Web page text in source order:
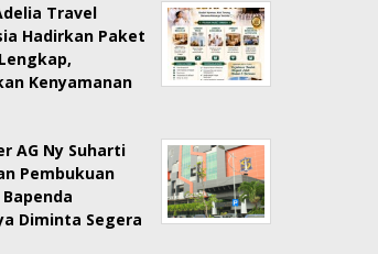
Travel
Hadirkan Paket
Kenyamanan
AG Ny Suharti
Pembukuan
Diminta Segera